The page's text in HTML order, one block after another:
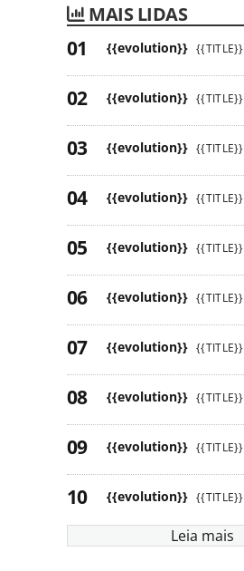
MAIS LIDAS
{{evolution}} {{TITLE}}
{{evolution}} {{TITLE}}
{{evolution}} {{TITLE}}
{{evolution}} {{TITLE}}
{{evolution}} {{TITLE}}
{{evolution}} {{TITLE}}
{{evolution}} {{TITLE}}
{{evolution}} {{TITLE}}
{{evolution}} {{TITLE}}
{{evolution}} {{TITLE}}
Leia mais